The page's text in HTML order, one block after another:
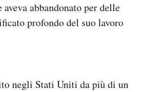
aveva abbandonato per delle
profondo del suo lavoro
negli Stati Uniti da più di un